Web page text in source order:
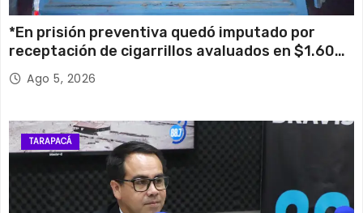
*En prisión preventiva quedó imputado por
receptación de cigarrillos avaluados en $1.600
millones*
Ago 5, 2026
TARAPACÁ